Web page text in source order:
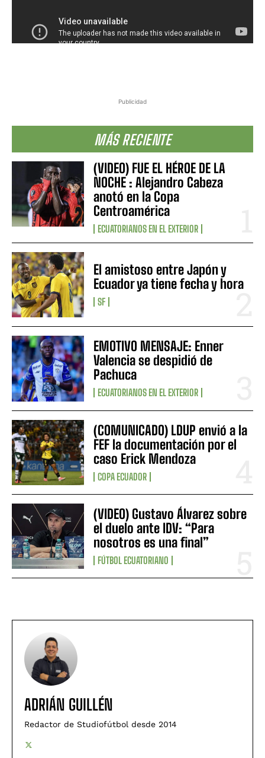
Publicidad
MÁS RECIENTE
(VIDEO) FUE EL HÉROE DE LA
NOCHE : Alejandro Cabeza
anotó en la Copa
Centroamérica
ECUATORIANOS EN EL EXTERIOR
El amistoso entre Japón y
Ecuador ya tiene fecha y hora
SF
EMOTIVO MENSAJE: Enner
Valencia se despidió de
Pachuca
ECUATORIANOS EN EL EXTERIOR
(COMUNICADO) LDUP envió a la
FEF la documentación por el
caso Erick Mendoza
COPA ECUADOR
(VIDEO) Gustavo Álvarez sobre
el duelo ante IDV: “Para
nosotros es una final”
FÚTBOL ECUATORIANO
ADRIÁN GUILLÉN
Redactor de Studiofútbol desde 2014